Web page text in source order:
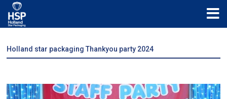
Holland star packaging Thankyou party 2024